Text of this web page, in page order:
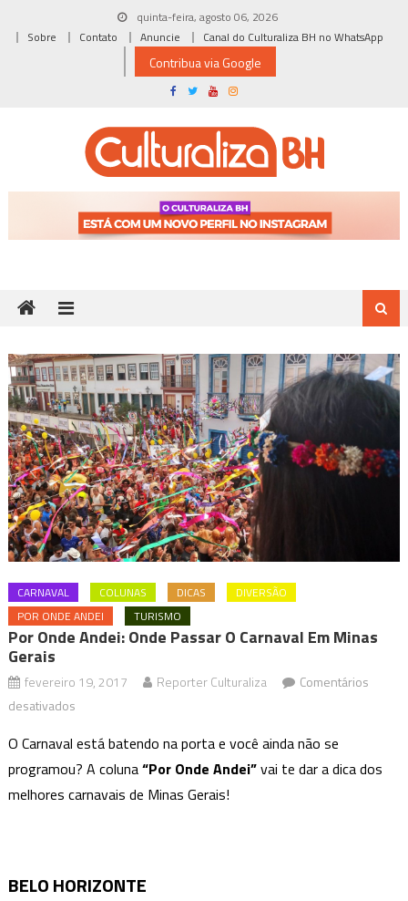
quinta-feira, agosto 06, 2026
Sobre
Contato Anuncie Canal do Culturaliza BH no WhatsApp
Contribua via Google
CARNAVAL COLUNAS DICAS
DIVERSÃO
POR ONDE ANDEI
TURISMO
Por Onde Andei: Onde Passar O Carnaval Em Minas
Gerais
fevereiro 19, 2017 Reporter Culturaliza
Comentários
desativadosem
Onde
Andei:
Onde
em
O Carnaval está batendo na porta e você ainda não se
programou? A coluna“Por Onde Andei”vai te dar a dica dos
melhores carnavais de Minas Gerais!
BELO HORIZONTE